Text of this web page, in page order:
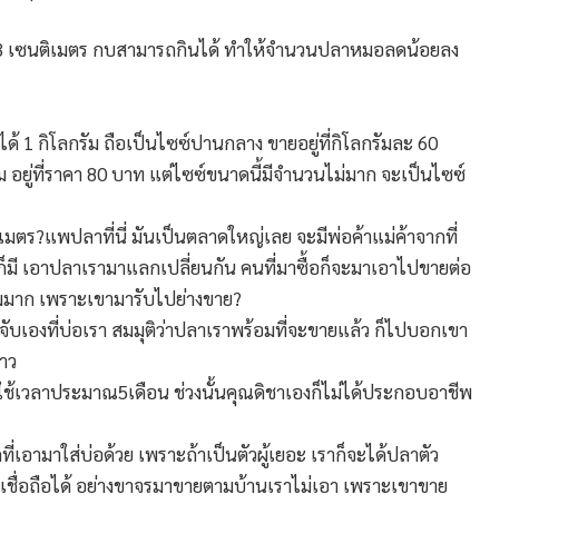
ซนติเมตร กบสามารถกินได้ ทำให้จำนวนปลาหมอลดน้อยลง
1 กิโลกรัม ถือเป็นไซซ์ปานกลาง ขายอยู่ที่กิโลกรัมละ 60
อยู่ที่ราคา 80 บาท แต่ไซซ์ขนาดนี้มีจำนวนไม่มาก จะเป็นไซซ์
ตร?แพปลาที่นี่ มันเป็นตลาดใหญ่เลย จะมีพ่อค้าแม่ค้าจากที่
เอาปลาเรามาแลกเปลี่ยนกัน คนที่มาซื้อก็จะมาเอาไปขายต่อ
ก เพราะเขามารับไปย่างขาย?
องที่บ่อเรา สมมุติว่าปลาเราพร้อมที่จะขายแล้ว ก็ไปบอกเขา
ว
เวลาประมาณ5เดือน ช่วงนั้นคุณดิชาเองก็ไม่ได้ประกอบอาชีพ
ามาใส่บ่อด้วย เพราะถ้าเป็นตัวผู้เยอะ เราก็จะได้ปลาตัว
อได้ อย่างขาจรมาขายตามบ้านเราไม่เอา เพราะเขาขาย